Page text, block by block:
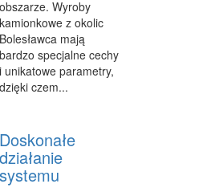
OPIEKA
INNE USŁUGI
PRZESYŁKI
I NOCLEGI
PODRÓŻE
obszarze. Wyroby
kamionkowe z okolic
Bolesławca mają
bardzo specjalne cechy
i unikatowe parametry,
dzięki czem...
Doskonałe
działanie
systemu